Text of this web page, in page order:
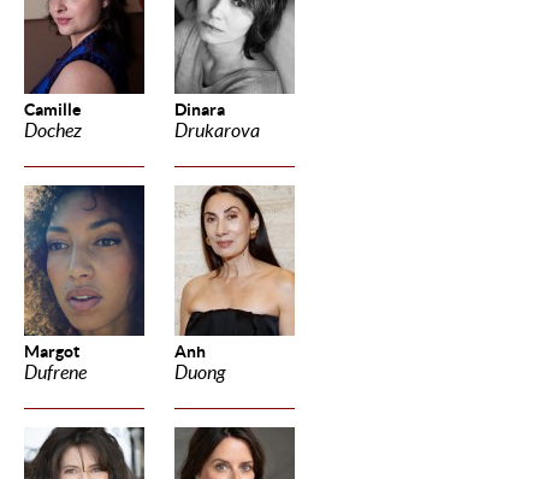
Camille
Dochez
Dinara
Drukarova
Margot
Dufrene
Anh
Duong